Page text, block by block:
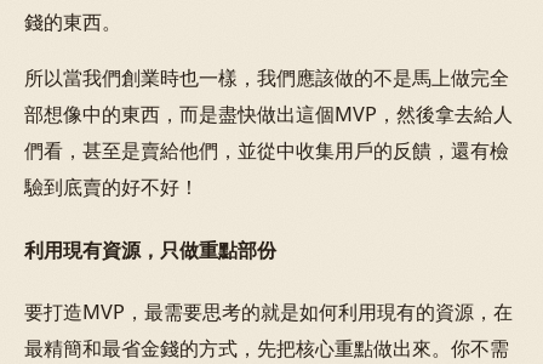
錢的東西。
所以當我們創業時也一樣，我們應該做的不是馬上做完全
部想像中的東西，而是盡快做出這個MVP，然後拿去給人
們看，甚至是賣給他們，並從中收集用戶的反饋，還有檢
驗到底賣的好不好！
利用現有資源，只做重點部份
要打造MVP，最需要思考的就是如何利用現有的資源，在
最精簡和最省金錢的方式，先把核心重點做出來。你不需